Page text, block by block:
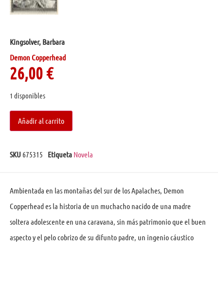
Kingsolver, Barbara
Demon Copperhead
26,00€
1 disponibles
Añadir al carrito
SKU 675315 Etiqueta Novela
Ambientada en las montañas del sur de los Apalaches, Demon
Copperhead es la historia de un muchacho nacido de una madre
soltera adolescente en una caravana, sin más patrimonio que el buen
aspecto y el pelo cobrizo de su difunto padre, un ingenio cáustico